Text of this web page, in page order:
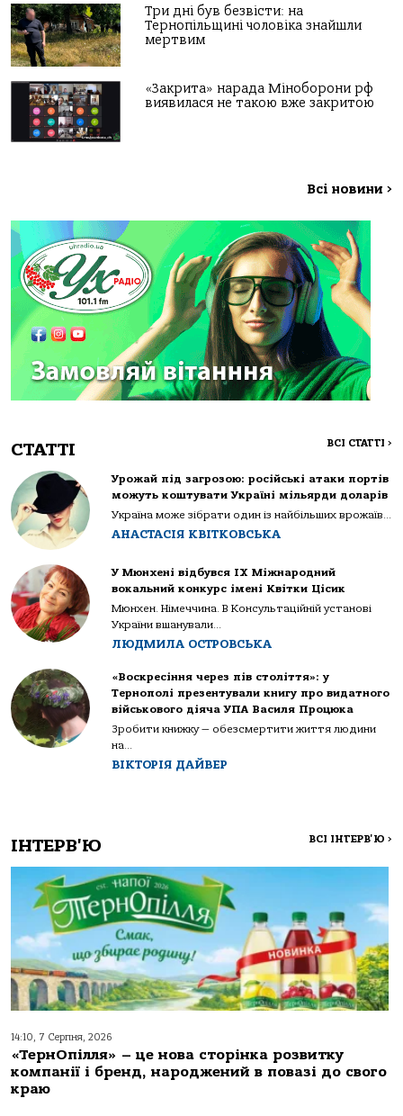
Три дні був безвісти: на
Тернопільщині чоловіка знайшли
мертвим
«Закрита» нарада Міноборони рф
виявилася не такою вже закритою
Всі новини >
СТАТТІ ВСІ СТАТТІ >
Урожай під загрозою: російські атаки портів
можуть коштувати Україні мільярди доларів
Україна може зібрати один із найбільших врожаїв...
АНАСТАСІЯ КВІТКОВСЬКА
У Мюнхені відбувся IX Міжнародний
вокальний конкурс імені Квітки Цісик
Мюнхен. Німеччина. В Консультаційній установі
України вшанували...
ЛЮДМИЛА ОСТРОВСЬКА
«Воскресіння через пів століття»: у
Тернополі презентували книгу про видатного
військового діяча УПА Василя Процюка
Зробити книжку — обезсмертити життя людини
на...
ВІКТОРІЯ ДАЙВЕР
ІНТЕРВ'Ю ВСІ ІНТЕРВ'Ю >
14:10, 7 Серпня, 2026
«ТернОпілля» – це нова сторінка розвитку
компанії і бренд, народжений в повазі до свого
краю